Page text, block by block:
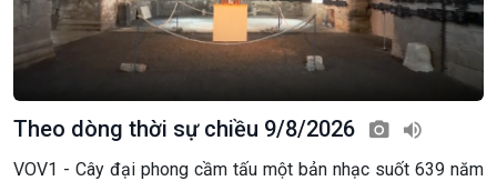
Theo dòng thời sự chiều 9/8/2026
VOV1 - Cây đại phong cầm tấu một bản nhạc suốt 639 năm